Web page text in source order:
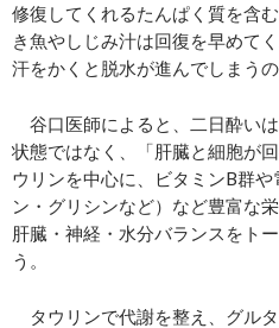
修復してくれるたんぱく質を含
き魚やしじみ汁は回復を早めて
汗をかくと脱水が進んでしまうの
谷口医師によると、二日酔いは
状態ではなく、「肝臓と細胞が
ウリンを中心に、ビタミンB群
ン・グリシンなど）など豊富な
肝臓・神経・水分バランスをト
う。
タウリンで代謝を整え、グル